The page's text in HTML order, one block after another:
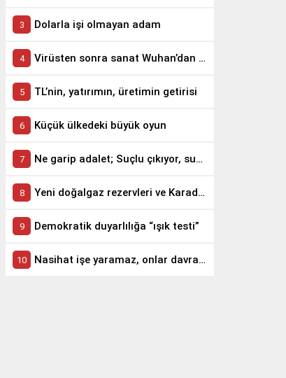
Dolarla işi olmayan adam
Virüsten sonra sanat Wuhan’dan yola çıktı
TL’nin, yatırımın, üretimin getirisi
Küçük ülkedeki büyük oyun
Ne garip adalet; Suçlu çıkıyor, suçsuz yatırıyor
Yeni doğalgaz rezervleri ve Karadeniz’in jeopolitiği
Demokratik duyarlılığa “ışık testi”
Nasihat işe yaramaz, onlar davranışa bakar